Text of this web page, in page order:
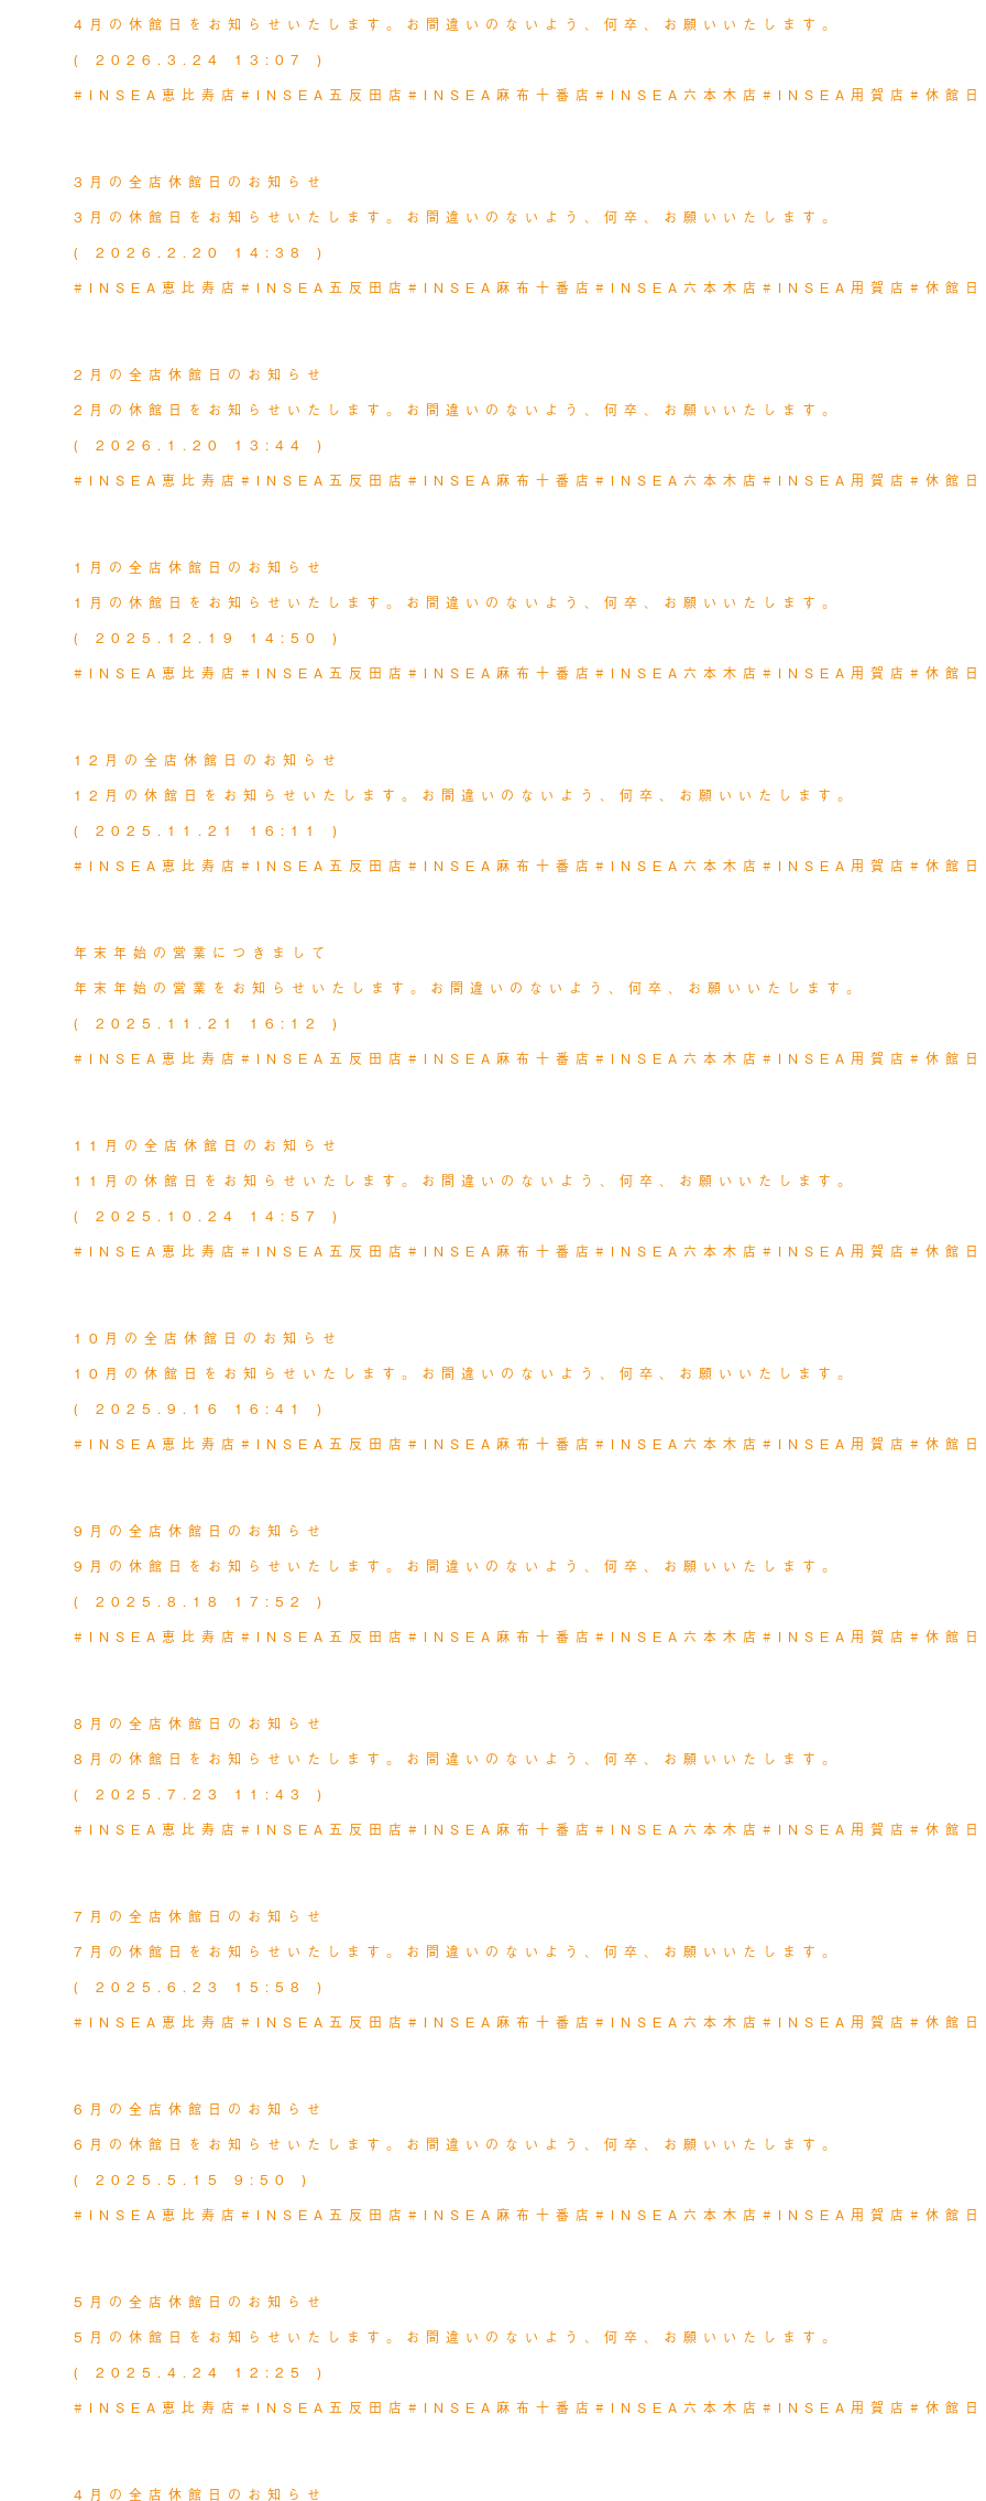
4月の休館日をお知らせいたします。お間違いのないよう、何卒、お願いいたします。
( 2026.3.24 13:07 )
#INSEA恵比寿店#INSEA五反田店#INSEA麻布十番店#INSEA六本木店#INSEA用賀店#休館日
3月の全店休館日のお知らせ
3月の休館日をお知らせいたします。お間違いのないよう、何卒、お願いいたします。
( 2026.2.20 14:38 )
#INSEA恵比寿店#INSEA五反田店#INSEA麻布十番店#INSEA六本木店#INSEA用賀店#休館日
2月の全店休館日のお知らせ
2月の休館日をお知らせいたします。お間違いのないよう、何卒、お願いいたします。
( 2026.1.20 13:44 )
#INSEA恵比寿店#INSEA五反田店#INSEA麻布十番店#INSEA六本木店#INSEA用賀店#休館日
1月の全店休館日のお知らせ
1月の休館日をお知らせいたします。お間違いのないよう、何卒、お願いいたします。
( 2025.12.19 14:50 )
#INSEA恵比寿店#INSEA五反田店#INSEA麻布十番店#INSEA六本木店#INSEA用賀店#休館日
12月の全店休館日のお知らせ
12月の休館日をお知らせいたします。お間違いのないよう、何卒、お願いいたします。
( 2025.11.21 16:11 )
#INSEA恵比寿店#INSEA五反田店#INSEA麻布十番店#INSEA六本木店#INSEA用賀店#休館日
年末年始の営業につきまして
年末年始の営業をお知らせいたします。お間違いのないよう、何卒、お願いいたします。
( 2025.11.21 16:12 )
#INSEA恵比寿店#INSEA五反田店#INSEA麻布十番店#INSEA六本木店#INSEA用賀店#休館日
11月の全店休館日のお知らせ
11月の休館日をお知らせいたします。お間違いのないよう、何卒、お願いいたします。
( 2025.10.24 14:57 )
#INSEA恵比寿店#INSEA五反田店#INSEA麻布十番店#INSEA六本木店#INSEA用賀店#休館日
10月の全店休館日のお知らせ
10月の休館日をお知らせいたします。お間違いのないよう、何卒、お願いいたします。
( 2025.9.16 16:41 )
#INSEA恵比寿店#INSEA五反田店#INSEA麻布十番店#INSEA六本木店#INSEA用賀店#休館日
9月の全店休館日のお知らせ
9月の休館日をお知らせいたします。お間違いのないよう、何卒、お願いいたします。
( 2025.8.18 17:52 )
#INSEA恵比寿店#INSEA五反田店#INSEA麻布十番店#INSEA六本木店#INSEA用賀店#休館日
8月の全店休館日のお知らせ
8月の休館日をお知らせいたします。お間違いのないよう、何卒、お願いいたします。
( 2025.7.23 11:43 )
#INSEA恵比寿店#INSEA五反田店#INSEA麻布十番店#INSEA六本木店#INSEA用賀店#休館日
7月の全店休館日のお知らせ
7月の休館日をお知らせいたします。お間違いのないよう、何卒、お願いいたします。
( 2025.6.23 15:58 )
#INSEA恵比寿店#INSEA五反田店#INSEA麻布十番店#INSEA六本木店#INSEA用賀店#休館日
6月の全店休館日のお知らせ
6月の休館日をお知らせいたします。お間違いのないよう、何卒、お願いいたします。
( 2025.5.15 9:50 )
#INSEA恵比寿店#INSEA五反田店#INSEA麻布十番店#INSEA六本木店#INSEA用賀店#休館日
5月の全店休館日のお知らせ
5月の休館日をお知らせいたします。お間違いのないよう、何卒、お願いいたします。
( 2025.4.24 12:25 )
#INSEA恵比寿店#INSEA五反田店#INSEA麻布十番店#INSEA六本木店#INSEA用賀店#休館日
4月の全店休館日のお知らせ